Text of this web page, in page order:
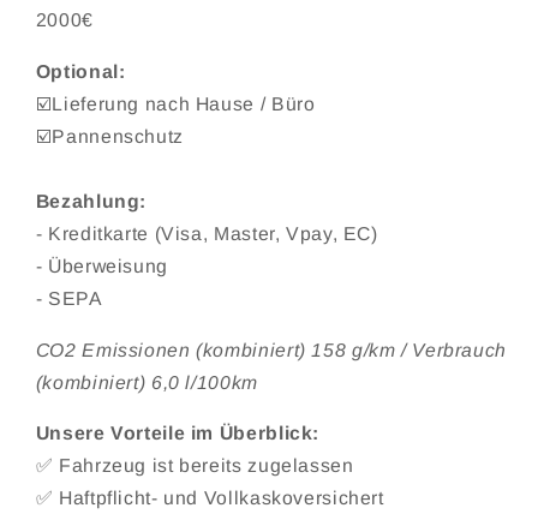
2000€
Optional:
☑️Lieferung nach Hause / Büro
☑️Pannenschutz
Bezahlung:
- Kreditkarte (Visa, Master, Vpay, EC)
- Überweisung
- SEPA
CO2Emissionen (kombiniert) 158 g/km / Verbrauch
(kombiniert) 6,0 l/100km
Unsere Vorteile im Überblick:
✅ Fahrzeug ist bereits zugelassen
✅ Haftpflicht- und Vollkaskoversichert